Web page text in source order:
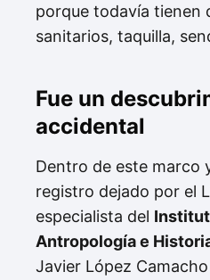
porque todavía tienen
sanitarios, taquilla,
Fue un
accidental
Dentro de este marco
registro dejado por el
especialista del
Antropología e
Javier López